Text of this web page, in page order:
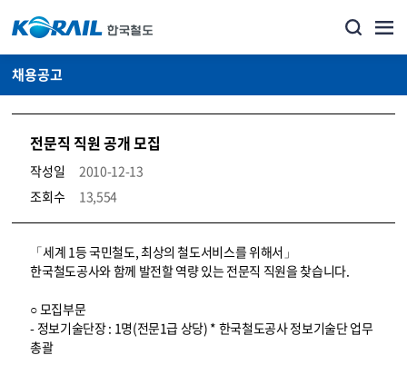
채용공고
전문직 직원 공개 모집
작성일
2010-12-13
조회수
13,554
코레일소개_경영공시_채용공고 상세보기 – 내용, 파일, 담당자 연락처로 구성
「세계 1등 국민철도, 최상의 철도서비스를 위해서」
한국철도공사와 함께 발전할 역량 있는 전문직 직원을 찾습니다.
○ 모집부문
- 정보기술단장 : 1명(전문1급 상당) * 한국철도공사 정보기술단 업무
총괄